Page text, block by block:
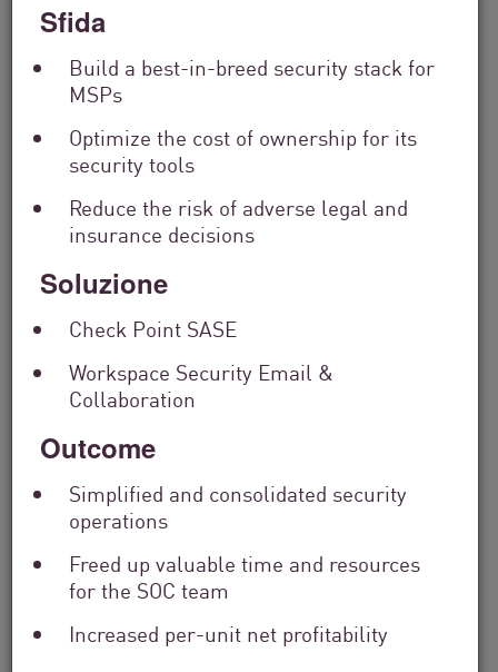
Sfida
Build a best-in-breed security stack for
MSPs
Optimize the cost of ownership for its
security tools
Reduce the risk of adverse legal and
insurance decisions
Soluzione
Check Point SASE
Workspace Security Email &
Collaboration
Outcome
Simplified and consolidated security
operations
Freed up valuable time and resources
for the SOC team
Increased per-unit net profitability
Keyword
Servizi Finanziari
From Dashboard Chaos To A Single
Risk Score:...
Leggi ora